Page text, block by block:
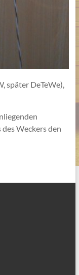
später DeTeWe),
Weckers den